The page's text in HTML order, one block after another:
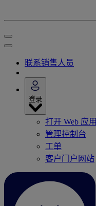
联系销售人员
登录
打开 Web 应用
管理控制台
工单
客户门户网站